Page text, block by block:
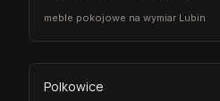
meble pokojowe na wymiar Lubin
Polkowice